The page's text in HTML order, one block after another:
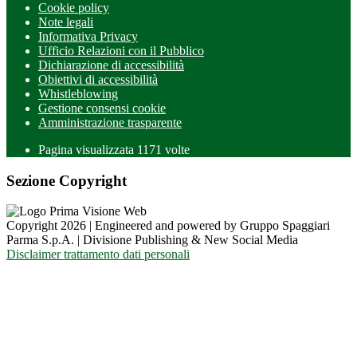
Cookie policy
Note legali
Informativa Privacy
Ufficio Relazioni con il Pubblico
Dichiarazione di accessibilità
Obiettivi di accessibilità
Whistleblowing
Gestione consensi cookie
Amministrazione trasparente
Pagina visualizzata 1171 volte
Sezione Copyright
Copyright 2026 | Engineered and powered by Gruppo Spaggiari
Parma S.p.A. | Divisione Publishing & New Social Media
Disclaimer trattamento dati personali